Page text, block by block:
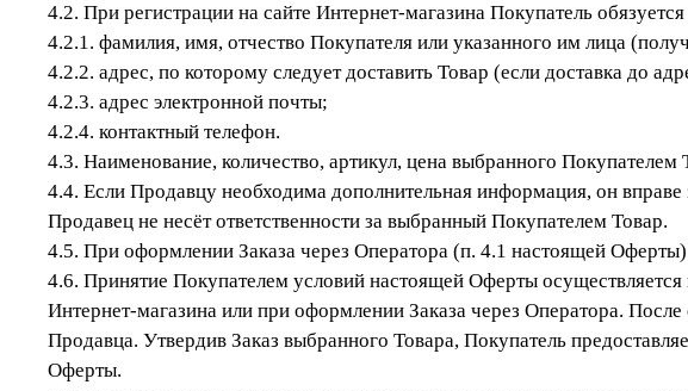
4.2. При регистрации на сайте Интернет-магазина Покупатель
4.2.1. фамилия, имя, отчество Покупателя или указанного им лица
4.2.2. адрес, по которому следует доставить Товар (если доставка до
4.2.3. адрес электронной почты;
4.2.4. контактный телефон.
4.3. Наименование, количество, артикул, цена выбранного
4.4. Если Продавцу необходима дополнительная информация, он
Продавец не несёт ответственности за выбранный Покупателем Товар.
4.5. При оформлении Заказа через Оператора (п. 4.1 настоящей
4.6. Принятие Покупателем условий настоящей Оферты
Интернет-магазина или при оформлении Заказа через Оператора.
Продавца. Утвердив Заказ выбранного Товара, Покупатель
Оферты.